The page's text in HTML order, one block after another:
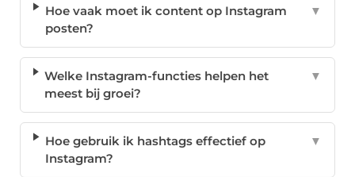
Hoe vaak moet ik content op Instagram
posten?
▼
Welke Instagram-functies helpen het
meest bij groei?
▼
Hoe gebruik ik hashtags effectief op
Instagram?
▼